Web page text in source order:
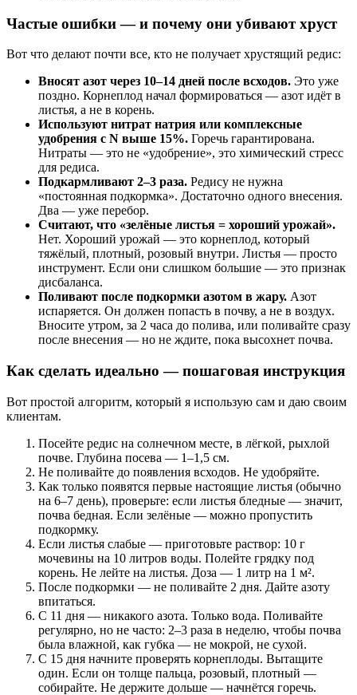
Частые ошибки — и почему они убивают хруст
Вот что делают почти все, кто не получает хрустящий редис:
Вносят азот через 10–14 дней после всходов. Это уже
поздно. Корнеплод начал формироваться — азот идёт в
листья, а не в корень.
Используют нитрат натрия или комплексные
удобрения с N выше 15%. Горечь гарантирована.
Нитраты — это не «удобрение», это химический стресс
для редиса.
Подкармливают 2–3 раза. Редису не нужна
«постоянная подкормка». Достаточно одного внесения.
Два — уже перебор.
Считают, что «зелёные листья = хороший урожай».
Нет. Хороший урожай — это корнеплод, который
тяжёлый, плотный, розовый внутри. Листья — просто
инструмент. Если они слишком большие — это признак
дисбаланса.
Поливают после подкормки азотом в жару. Азот
испаряется. Он должен попасть в почву, а не в воздух.
Вносите утром, за 2 часа до полива, или поливайте сразу
после внесения — но не ждите, пока высохнет почва.
Как сделать идеально — пошаговая инструкция
Вот простой алгоритм, который я использую сам и даю своим
клиентам.
Посейте редис на солнечном месте, в лёгкой, рыхлой
почве. Глубина посева — 1–1,5 см.
Не поливайте до появления всходов. Не удобряйте.
Как только появятся первые настоящие листья (обычно
на 6–7 день), проверьте: если листья бледные — значит,
почва бедная. Если зелёные — можно пропустить
подкормку.
Если листья слабые — приготовьте раствор: 10 г
мочевины на 10 литров воды. Полейте грядку под
корень. Не лейте на листья. Доза — 1 литр на 1 м².
После подкормки — не поливайте 2 дня. Дайте азоту
впитаться.
С 11 дня — никакого азота. Только вода. Поливайте
регулярно, но не часто: 2–3 раза в неделю, чтобы почва
была влажной, как губка — не мокрой, не сухой.
С 15 дня начните проверять корнеплоды. Вытащите
один. Если он толще пальца, розовый, плотный —
собирайте. Не держите дольше — начнётся горечь.